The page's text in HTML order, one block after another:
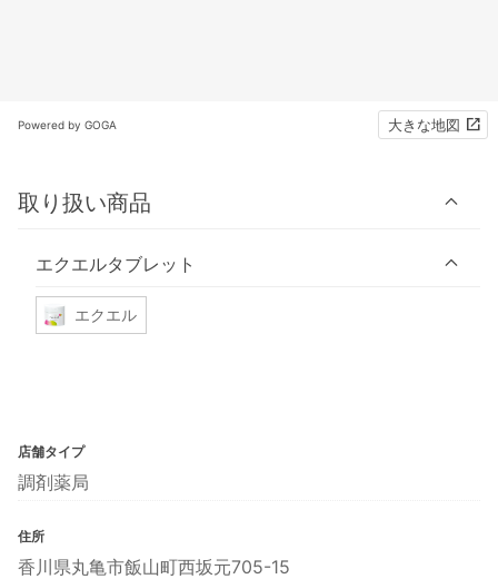
Powered by GOGA 大きな地図
取り扱い商品
エクエルタブレット
エクエル
店舗タイプ
調剤薬局
住所
香川県丸亀市飯山町西坂元705-15